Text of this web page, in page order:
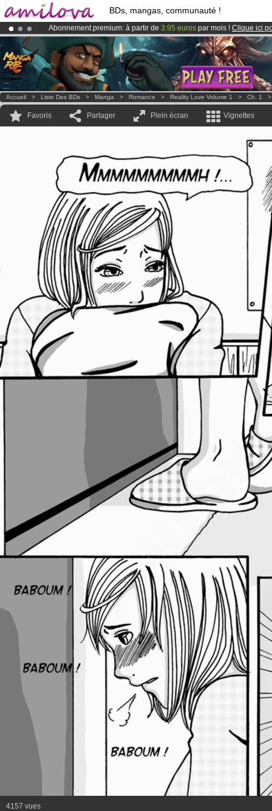
BDs, mangas, communauté !
Abonnement premium: à partir de 3.95 euros par mois ! Clique ici
Déjà 100000membreset 1000BDs & Mangas!
LeKickstarter Amilova est désormais lancé
Accueil > Liste Des BDs > Manga > Romance > Reality Love Volume 1 > Ch. 1
Favoris Partager Plein écran Vignettes
4157 vues